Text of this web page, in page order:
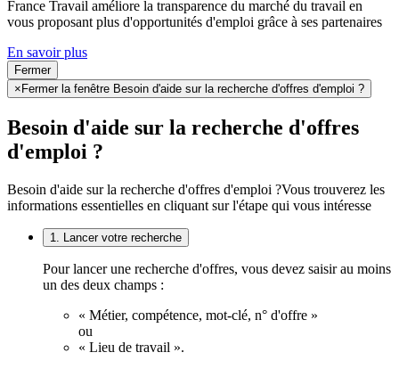
France Travail améliore la transparence du marché du travail en
vous proposant plus d'opportunités d'emploi grâce à ses partenaires
En savoir plus
Fermer
× Fermer la fenêtre Besoin d'aide sur la recherche d'offres d'emploi ?
Besoin d'aide sur la recherche d'offres
d'emploi ?
Besoin d'aide sur la recherche d'offres d'emploi ?Vous trouverez les
informations essentielles en cliquant sur l'étape qui vous intéresse
1. Lancer votre recherche
Pour lancer une recherche d'offres, vous devez saisir au moins
un des deux champs :
« Métier, compétence, mot-clé, n° d'offre »
ou
« Lieu de travail ».